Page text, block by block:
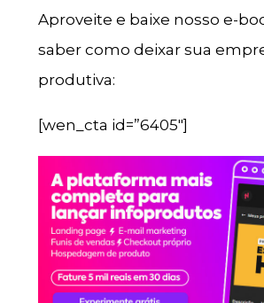
Aproveite e baixe nosso e-
saber como deixar sua
produtiva:
[wen_cta id=”6405″]